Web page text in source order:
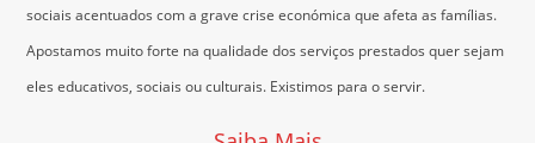
sociais acentuados com a grave crise económica que afeta as famílias.
Apostamos muito forte na qualidade dos serviços prestados quer sejam
eles educativos, sociais ou culturais. Existimos para o servir.